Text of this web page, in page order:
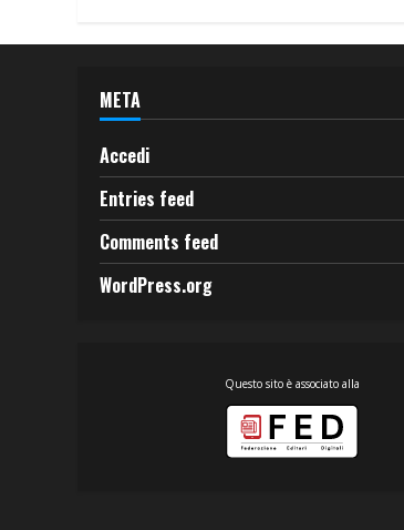
META
Accedi
Entries feed
Comments feed
WordPress.org
Questo sito è associato alla